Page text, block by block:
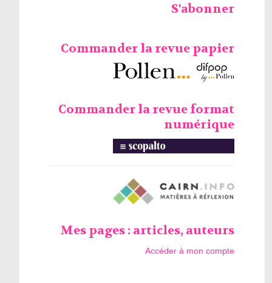
S'abonner
Commander la revue papier
Commander la revue format
numérique
Mes pages : articles, auteurs
Accéder à mon compte